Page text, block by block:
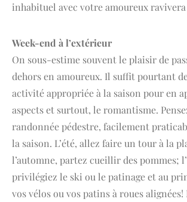
inhabituel avec votre amoureux
Week-end à l’extérieur
On sous-estime souvent le plaisir de
dehors en amoureux. Il suffit pourtant
activité appropriée à la saison pour en
aspects et surtout, le romantisme.
randonnée pédestre, facilement
la saison. L’été, allez faire un tour à la
l’automne, partez cueillir des pommes;
privilégiez le ski ou le patinage et au
vos vélos ou vos patins à roues